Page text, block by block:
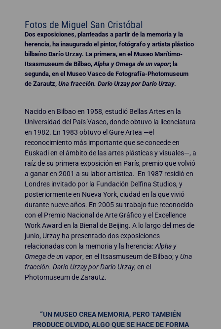
Fotos de Miguel San Cristóbal
Dos exposiciones, planteadas a partir de la memoria y la
herencia, ha inaugurado el pintor, fotógrafo y artista plástico
bilbaíno Darío Urzay. La primera, en el Museo Marítimo-
Itsasmuseum de Bilbao, Alpha y Omega de un vapor; la
segunda, en el Museo Vasco de Fotografía-Photomuseum
de Zarautz, Una fracción. Darío Urzay por Darío Urzay.
Nacido en Bilbao en 1958, estudió Bellas Artes en la
Universidad del País Vasco, donde obtuvo la licenciatura
en 1982. En 1983 obtuvo el Gure Artea —el
reconocimiento más importante que se concede en
Euskadi en el ámbito de las artes plásticas y visuales—, a
raíz de su primera exposición en París, premio que volvió
a ganar en 2001 a su labor artística. En 1987 residió en
Londres invitado por la Fundación Delfina Studios, y
posteriormente en Nueva York, ciudad en la que vivió
durante nueve años. En 2005 su trabajo fue reconocido
con el Premio Nacional de Arte Gráfico y el Excellence
Work Award en la Bienal de Beijing. A lo largo del mes de
junio, Urzay ha presentado dos exposiciones
relacionadas con la memoria y la herencia:Alpha y
Omega de un vapor, en el Itsasmuseum de Bilbao; yUna
fracción. Darío Urzay por Darío Urzay, en el
Photomuseum de Zarautz.
“UN MUSEO CREA MEMORIA, PERO TAMBIÉN
PRODUCE OLVIDO, ALGO QUE SE HACE DE FORMA